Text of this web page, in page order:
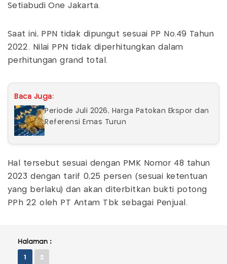
Setiabudi One Jakarta.
Saat ini, PPN tidak dipungut sesuai PP No.49 Tahun
2022. Nilai PPN tidak diperhitungkan dalam
perhitungan grand total.
Baca Juga:
Periode Juli 2026, Harga Patokan Ekspor dan
Referensi Emas Turun
Hal tersebut sesuai dengan PMK Nomor 48 tahun
2023 dengan tarif 0,25 persen (sesuai ketentuan
yang berlaku) dan akan diterbitkan bukti potong
PPh 22 oleh PT Antam Tbk sebagai Penjual.
Halaman :
1 2